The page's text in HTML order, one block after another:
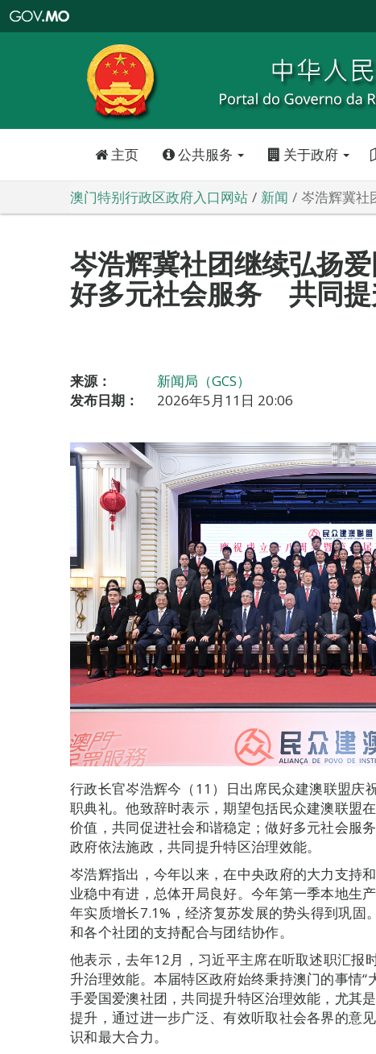
特
政
区
政
口
主页 公共服务 关于政府
澳门特别行政区政府入口网站 新闻 岑浩辉冀社
岑浩辉冀社团继续弘扬
好多元社会服务 共同提
来源：
新闻局（GCS）
发布日期：
2026年5月11日 20:06
行政长官岑浩辉今（11）日出席民众建澳联盟庆
职典礼。他致辞时表示，期望包括民众建澳联盟
价值，共同促进社会和谐稳定；做好多元社会服
政府依法施政，共同提升特区治理效能。
岑浩辉指出，今年以来，在中央政府的大力支持
业稳中有进，总体开局良好。今年第一季本地生
年实质增长7.1%，经济复苏发展的势头得到巩固
和各个社团的支持配合与团结协作。
他表示，去年12月，习近平主席在听取述职汇报
升治理效能。本届特区政府始终秉持澳门的事情
手爱国爱澳社团，共同提升特区治理效能，尤其
提升，通过进一步广泛、有效听取社会各界的意
识和最大合力。